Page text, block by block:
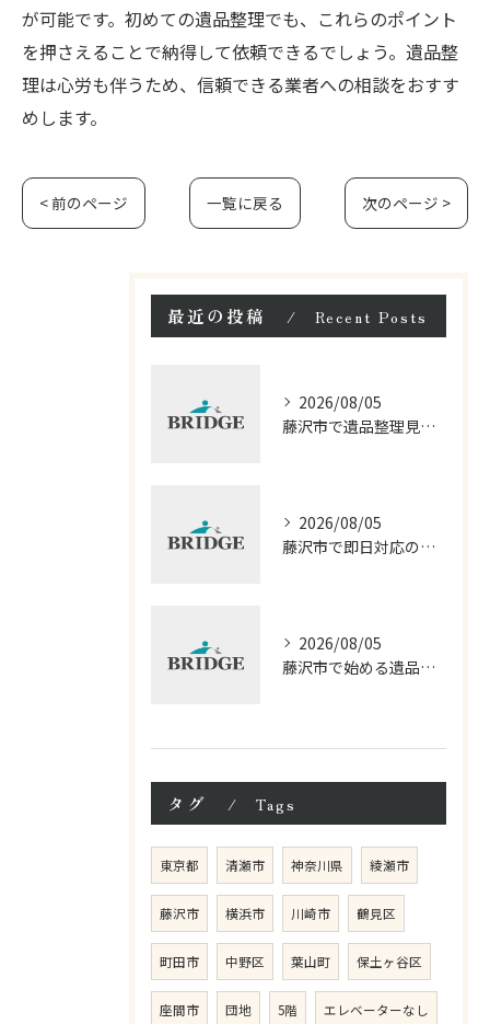
が可能です。初めての遺品整理でも、これらのポイント
を押さえることで納得して依頼できるでしょう。遺品整
理は心労も伴うため、信頼できる業者への相談をおすす
めします。
< 前のページ 一覧に戻る 次のページ >
最近の投稿 Recent Posts
2026/08/05
藤沢市で遺品整理見積もりと料金を比較
2026/08/05
藤沢市で即日対応の遺品整理サービス徹底解説
2026/08/05
藤沢市で始める遺品整理相談の進め方
タグ Tags
東京都 清瀬市 神奈川県 綾瀬市
藤沢市 横浜市 川崎市 鶴見区
町田市 中野区 葉山町 保土ヶ谷区
座間市 団地 5階 エレベーターなし